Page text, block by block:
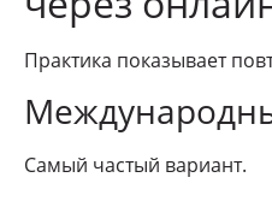
Практика показывает
Самый частый вариант.